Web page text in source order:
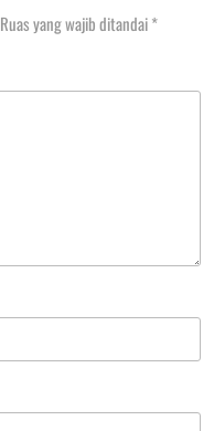
Ruas yang wajib ditandai*